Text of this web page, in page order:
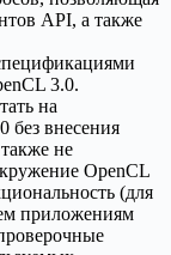
API, а также
3.0.
на
без внесения
не
OpenCL
(для
приложениям